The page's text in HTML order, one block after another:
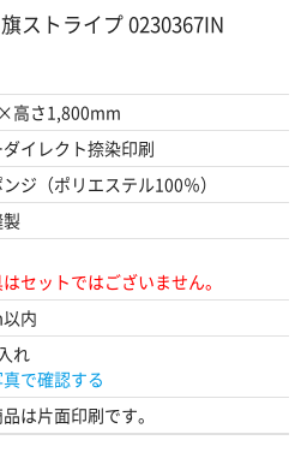
ストライプ 0230367IN
高さ1,800mm
イレクト捺染印刷
ジ（ポリエステル100％）
セットではございません。
内
れ
で確認する
は片面印刷です。